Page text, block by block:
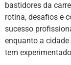
bastidores da
rotina, desafios e
sucesso
enquanto a cidade
tem